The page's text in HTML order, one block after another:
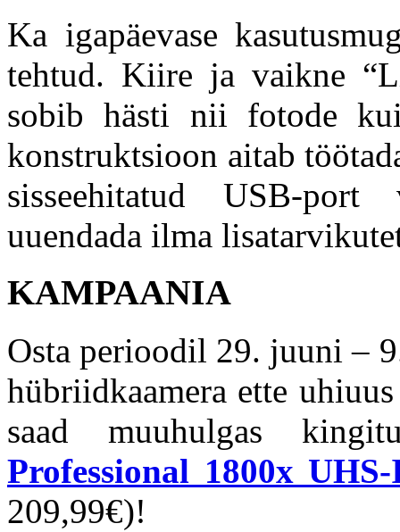
Ka igapäevase
tehtud. Kiire ja vaikne
sobib hästi nii fotode
konstruktsioon aitab
sisseehitatud USB-port
uuendada ilma
KAMPAANIA
Osta perioodil 29. juuni –
hübriidkaamera ette
saad muuhulgas
Professional 1800x
209,99€)!